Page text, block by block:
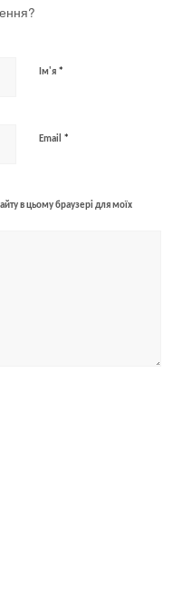
Ім'я *
Email *
в цьому браузері для моїх